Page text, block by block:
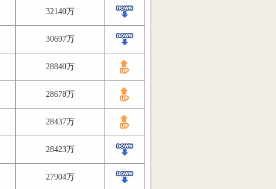
32140万
30697万
28840万
28678万
28437万
28423万
27904万